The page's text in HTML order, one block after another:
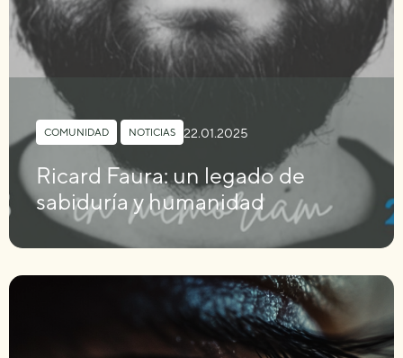
COMUNIDAD NOTICIAS 22.01.2025
Ricard Faura: un legado de
sabiduría y humanidad